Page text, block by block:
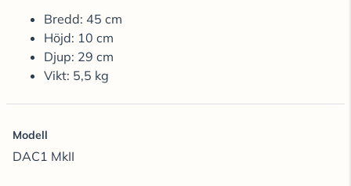
Bredd: 45 cm
Höjd: 10 cm
Djup: 29 cm
Vikt: 5,5 kg
Modell
DAC1 MkII